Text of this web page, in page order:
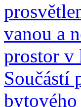
vanou a
prostor v
Součástí